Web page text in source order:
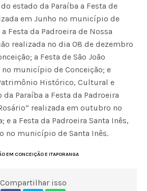
estado da Paraíba a Festa de
em Junho no município de
Festa da Padroeira de Nossa
realizada no dia 08 de dezembro
a Festa de São João
município de Conceição; e
Histórico, Cultural e
Paraíba a Festa da Padroeira
realizada em outubro no
a Festa da Padroeira Santa Inês,
no município de Santa Inês.
EM CONCEIÇÃO E ITAPORANGA
Compartilhar isso